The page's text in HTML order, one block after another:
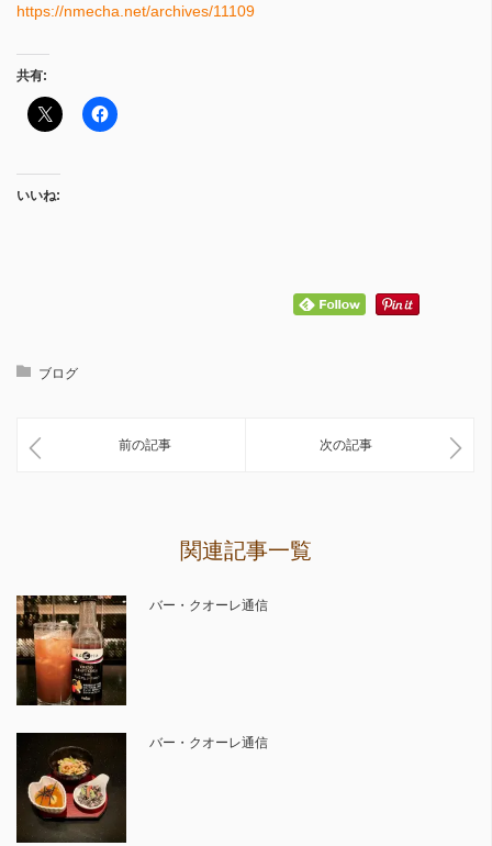
https://nmecha.net/archives/11109
共有:
いいね:
ブログ
前の記事 次の記事
関連記事一覧
バー・クオーレ通信
バー・クオーレ通信